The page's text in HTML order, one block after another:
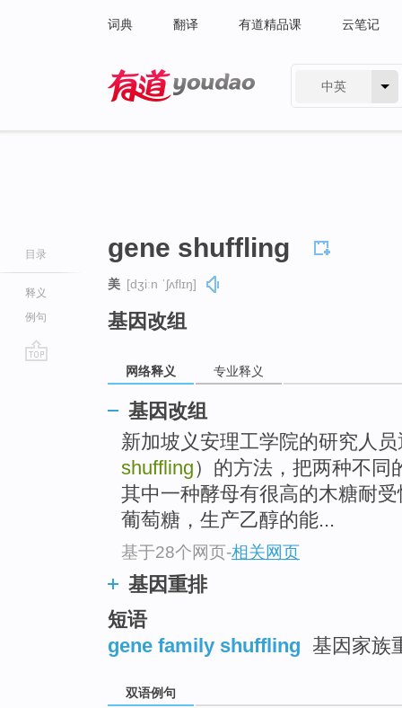
词典 翻译 有道精品课 云笔记
中英
目录
释义
例句
gene shuffling
美 [dʒiːn ˈʃʌflɪŋ]
基因改组
网络释义 专业释义
基因改组
新加坡义安理工学院的研究人
shuffling）的方法，把两种不同
其中一种酵母有很高的木糖耐
葡萄糖，生产乙醇的能...
基于28个网页-相关网页
基因重排
短语
gene family shuffling 基因家族
双语例句